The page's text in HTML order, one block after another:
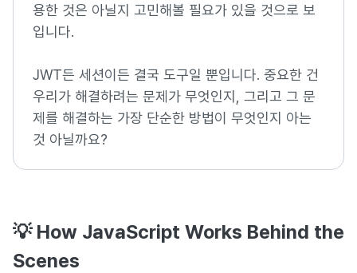
용한 것은 아닐지 고민해볼 필요가 있을 것으로 보
입니다.
JWT든 세션이든 결국 도구일 뿐입니다. 중요한 건
우리가 해결하려는 문제가 무엇인지, 그리고 그 문
제를 해결하는 가장 단순한 방법이 무엇인지 아는
것 아닐까요?
💡 How JavaScript Works Behind the
Scenes